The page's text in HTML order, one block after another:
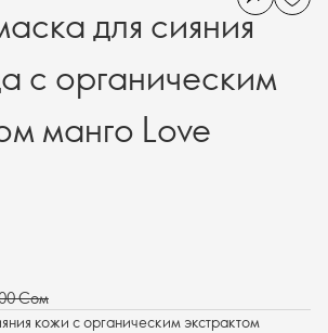
для сияния
с органическим
манго Love
Сом
кожи с органическим экстрактом